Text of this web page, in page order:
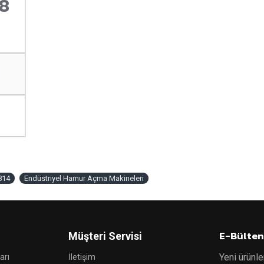
Endüstriyel Hamur Açma Makineleri
Müşteri Servisi
İletişim
E-
Yeni